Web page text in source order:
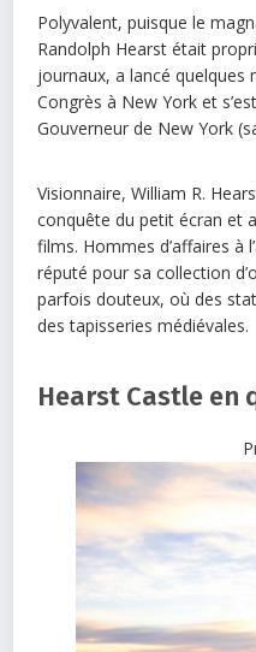
Polyvalent, puisque le
Randolph Hearst était
journaux, a lancé quelques
Congrès à New York et
Gouverneur de New York
Visionnaire, William R.
conquête du petit écran et
films. Hommes d’affaires à
réputé pour sa collection
parfois douteux, où des
des tapisseries médiévales.
Hearst Castle en